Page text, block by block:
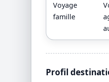
Voyage
famille
Profil